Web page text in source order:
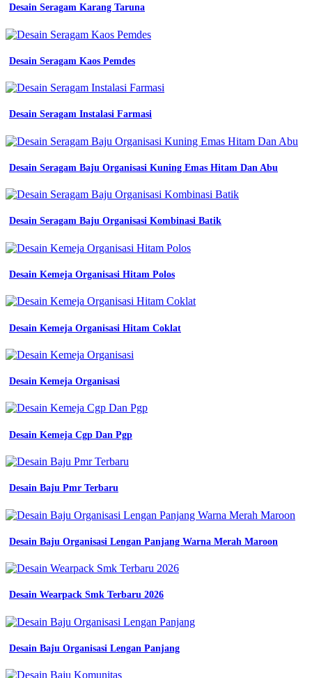
Desain Seragam Karang Taruna
Desain Seragam Kaos Pemdes
Desain Seragam Instalasi Farmasi
Desain Seragam Baju Organisasi Kuning Emas Hitam Dan Abu
Desain Seragam Baju Organisasi Kombinasi Batik
Desain Kemeja Organisasi Hitam Polos
Desain Kemeja Organisasi Hitam Coklat
Desain Kemeja Organisasi
Desain Kemeja Cgp Dan Pgp
Desain Baju Pmr Terbaru
Desain Baju Organisasi Lengan Panjang Warna Merah Maroon
Desain Wearpack Smk Terbaru 2026
Desain Baju Organisasi Lengan Panjang